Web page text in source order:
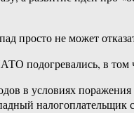
просто не может
подогревались, в том
в условиях
налогоплательщик